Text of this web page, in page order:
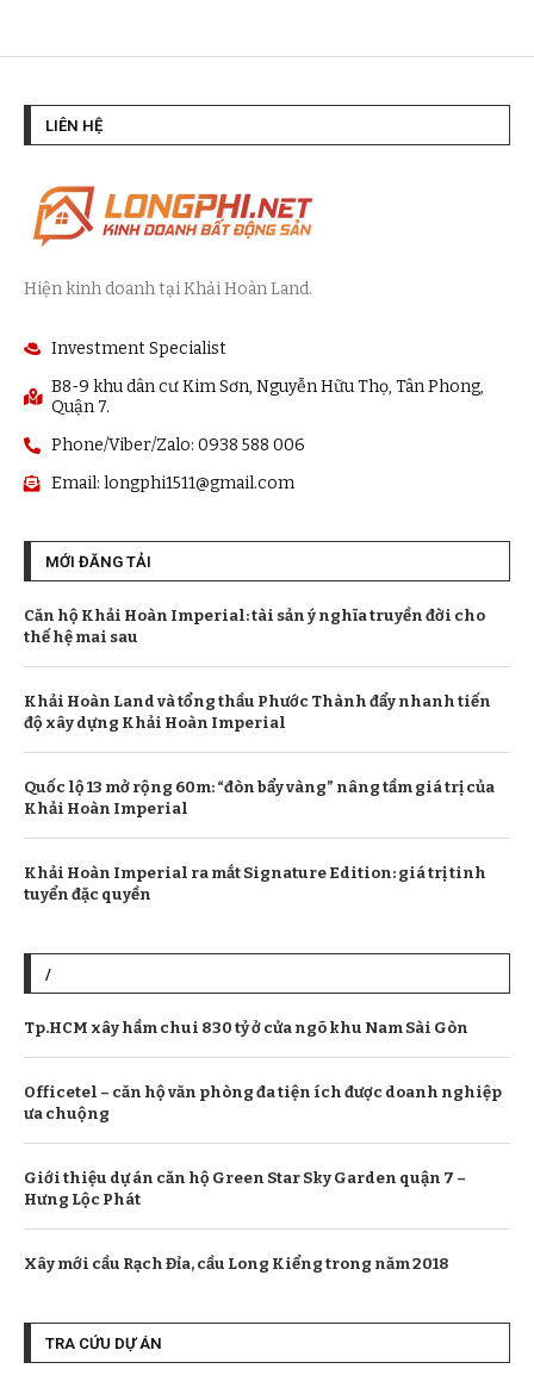
LIÊN HỆ
Hiện kinh doanh tại Khải Hoàn Land.
Investment Specialist
B8-9 khu dân cư Kim Sơn, Nguyễn Hữu Thọ, Tân Phong,
Quận 7.
Phone/Viber/Zalo: 0938 588 006
Email: longphi1511@gmail.com
MỚI ĐĂNG TẢI
Căn hộ Khải Hoàn Imperial: tài sản ý nghĩa truyền đời cho
thế hệ mai sau
Khải Hoàn Land và tổng thầu Phước Thành đẩy nhanh tiến
độ xây dựng Khải Hoàn Imperial
Quốc lộ 13 mở rộng 60m: “đòn bẩy vàng” nâng tầm giá trị của
Khải Hoàn Imperial
Khải Hoàn Imperial ra mắt Signature Edition: giá trị tinh
tuyển đặc quyền
/
Tp.HCM xây hầm chui 830 tỷ ở cửa ngõ khu Nam Sài Gòn
Officetel – căn hộ văn phòng đa tiện ích được doanh nghiệp
ưa chuộng
Giới thiệu dự án căn hộ Green Star Sky Garden quận 7 –
Hưng Lộc Phát
Xây mới cầu Rạch Đỉa, cầu Long Kiểng trong năm 2018
TRA CỨU DỰ ÁN